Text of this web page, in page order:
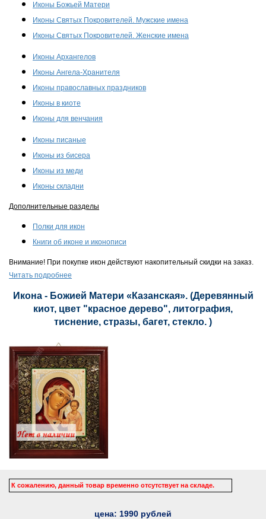
Иконы Божьей Матери
Иконы Святых Покровителей. Мужские имена
Иконы Святых Покровителей. Женские имена
Иконы Архангелов
Иконы Ангела-Хранителя
Иконы православных праздников
Иконы в киоте
Иконы для венчания
Иконы писаные
Иконы из бисера
Иконы из меди
Иконы складни
Дополнительные разделы
Полки для икон
Книги об иконе и иконописи
Внимание! При покупке икон действуют накопительный скидки на заказ.
Читать подробнее
Икона - Божией Матери «Казанская». (Деревянный
киот, цвет "красное дерево", литография,
тиснение, стразы, багет, стекло. )
К сожалению, данный товар временно отсутствует на складе.
цена: 1990 рублей